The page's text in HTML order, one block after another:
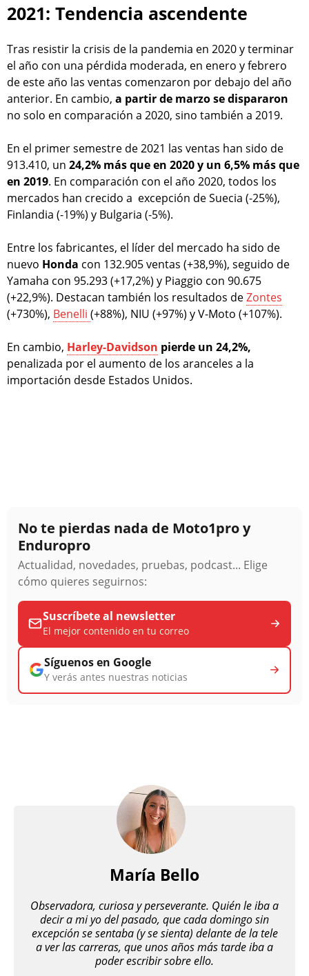
2021: Tendencia ascendente
Tras resistir la crisis de la pandemia en 2020 y terminar
el año con una pérdida moderada, en enero y febrero
de este año las ventas comenzaron por debajo del año
anterior. En cambio, a partir de marzo se dispararon
no solo en comparación a 2020, sino también a 2019.
En el primer semestre de 2021 las ventas han sido de
913.410, un 24,2% más que en 2020 y un 6,5% más que
en 2019. En comparación con el año 2020, todos los
mercados han crecido a excepción de Suecia (-25%),
Finlandia (-19%) y Bulgaria (-5%).
Entre los fabricantes, el líder del mercado ha sido de
nuevo Honda con 132.905 ventas (+38,9%), seguido de
Yamaha con 95.293 (+17,2%) y Piaggio con 90.675
(+22,9%). Destacan también los resultados deZontes
(+730%), Benelli (+88%), NIU (+97%) y V-Moto (+107%).
En cambio, Harley-Davidson pierde un 24,2%,
penalizada por el aumento de los aranceles a la
importación desde Estados Unidos.
No te pierdas nada de Moto1pro y
Enduropro
Actualidad, novedades, pruebas, podcast... Elige
cómo quieres seguirnos:
Suscríbete al newsletter
El mejor contenido en tu correo
Síguenos en Google
Y verás antes nuestras noticias
María Bello
Observadora, curiosa y perseverante. Quién le iba a
decir a mi yo del pasado, que cada domingo sin
excepción se sentaba (y se sienta) delante de la tele
a ver las carreras, que unos años más tarde iba a
poder escribir sobre ello.